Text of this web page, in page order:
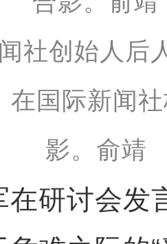
社创始人后
在国际新闻
影。俞
讨会发